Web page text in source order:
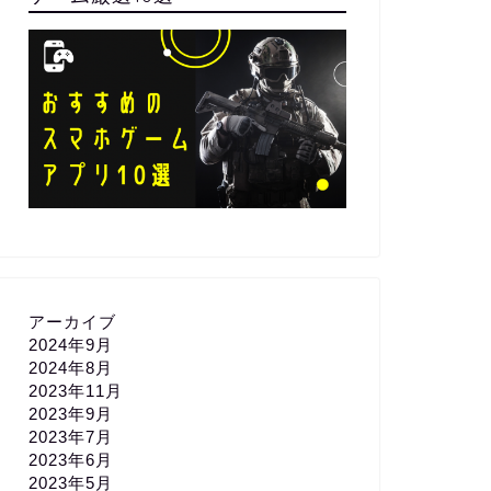
アーカイブ
2024年9月
2024年8月
2023年11月
2023年9月
2023年7月
2023年6月
2023年5月